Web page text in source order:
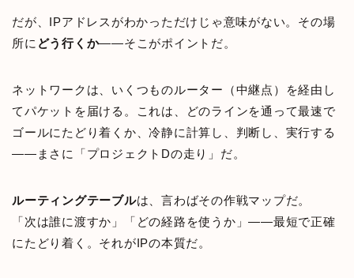
だが、IPアドレスがわかっただけじゃ意味がない。その場
所に どう行くか――そこがポイントだ。
ネットワークは、いくつものルーター（中継点）を経由し
てパケットを届ける。これは、どのラインを通って最速で
ゴールにたどり着くか、冷静に計算し、判断し、実行する
――まさに「プロジェクトDの走り」だ。
ルーティングテーブルは、言わばその作戦マップだ。
「次は誰に渡すか」「どの経路を使うか」――最短で正確
にたどり着く。それがIPの本質だ。